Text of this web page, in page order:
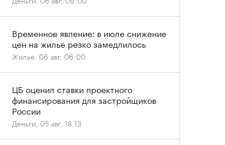
Временное явление: в июле снижение
цен на жилье резко замедлилось
Жилье, 06 авг, 06:00
ЦБ оценил ставки проектного
финансирования для застройщиков
России
Деньги, 05 авг, 18:13